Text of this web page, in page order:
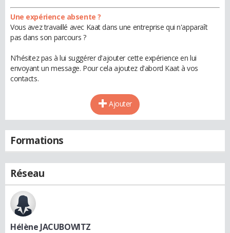
Une expérience absente ?
Vous avez travaillé avec Kaat dans une entreprise qui n'apparaît
pas dans son parcours ?
N'hésitez pas à lui suggérer d'ajouter cette expérience en lui
envoyant un message. Pour cela ajoutez d'abord Kaat à vos
contacts.
Ajouter
Formations
Réseau
Hélène JACUBOWITZ